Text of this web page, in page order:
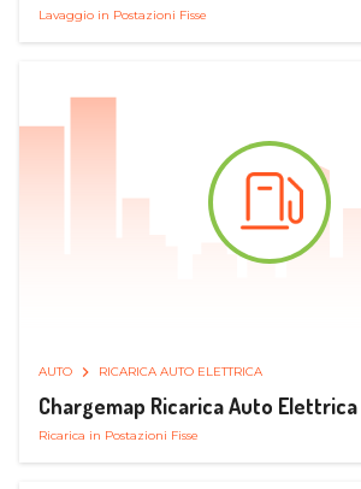
Lavaggio in Postazioni Fisse
AUTO RICARICA AUTO ELETTRICA
Chargemap Ricarica Auto Elettrica
Ricarica in Postazioni Fisse